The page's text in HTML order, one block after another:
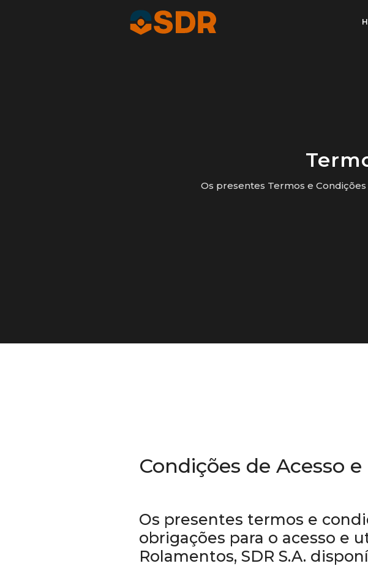
Os presentes Termos e
Condições de Acesso
Os presentes termos e
obrigações para o acesso e
Rolamentos, SDR S.A.